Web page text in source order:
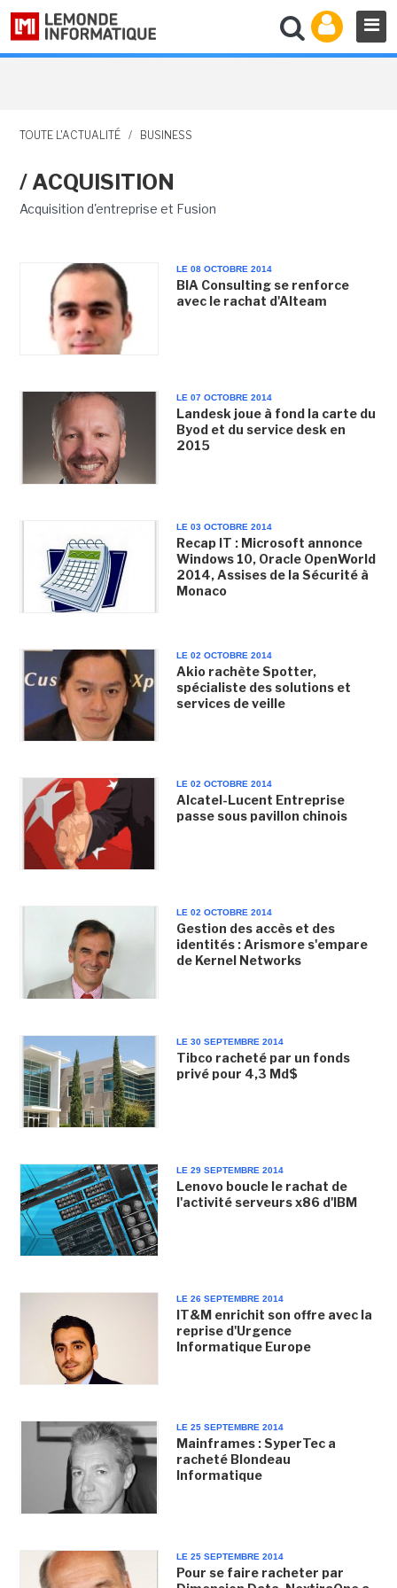
TOUTE L'ACTUALITÉ / BUSINESS
/ ACQUISITION
Acquisition d'entreprise et Fusion
LE 08 OCTOBRE 2014
BIA Consulting se renforce
avec le rachat d'Alteam
LE 07 OCTOBRE 2014
Landesk joue à fond la carte du
Byod et du service desk en
2015
LE 03 OCTOBRE 2014
Recap IT : Microsoft annonce
Windows 10, Oracle OpenWorld
2014, Assises de la Sécurité à
Monaco
LE 02 OCTOBRE 2014
Akio rachète Spotter,
spécialiste des solutions et
services de veille
LE 02 OCTOBRE 2014
Alcatel-Lucent Entreprise
passe sous pavillon chinois
LE 02 OCTOBRE 2014
Gestion des accès et des
identités : Arismore s'empare
de Kernel Networks
LE 30 SEPTEMBRE 2014
Tibco racheté par un fonds
privé pour 4,3 Md$
LE 29 SEPTEMBRE 2014
Lenovo boucle le rachat de
l'activité serveurs x86 d'IBM
LE 26 SEPTEMBRE 2014
IT&M enrichit son offre avec la
reprise d'Urgence
Informatique Europe
LE 25 SEPTEMBRE 2014
Mainframes : SyperTec a
racheté Blondeau
Informatique
LE 25 SEPTEMBRE 2014
Pour se faire racheter par